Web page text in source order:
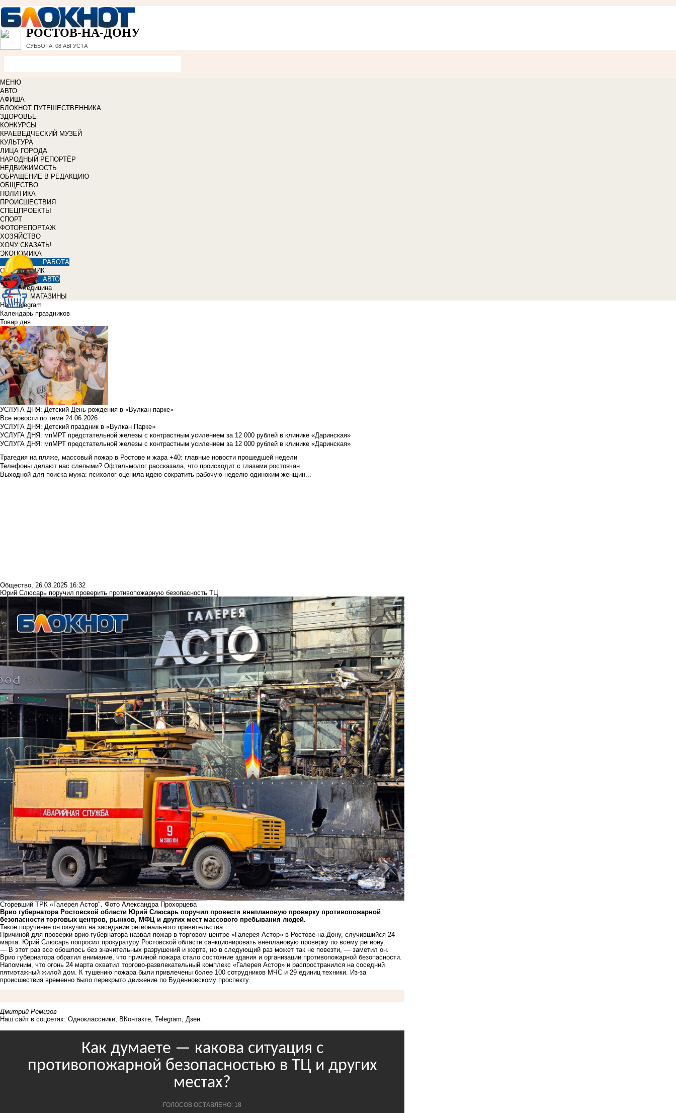
РОСТОВ-НА-ДОНУ
СУББОТА, 08 АВГУСТА
МЕНЮ
АВТО
АФИША
БЛОКНОТ ПУТЕШЕСТВЕННИКА
ЗДОРОВЬЕ
КОНКУРСЫ
КРАЕВЕДЧЕСКИЙ МУЗЕЙ
КУЛЬТУРА
ЛИЦА ГОРОДА
НАРОДНЫЙ РЕПОРТЁР
НЕДВИЖИМОСТЬ
ОБРАЩЕНИЕ В РЕДАКЦИЮ
ОБЩЕСТВО
ПОЛИТИКА
ПРОИСШЕСТВИЯ
СПЕЦПРОЕКТЫ
СПОРТ
ФОТОРЕПОРТАЖ
ХОЗЯЙСТВО
ХОЧУ СКАЗАТЬ!
ЭКОНОМИКА
РАБОТА
СПРАВОЧНИК
АВТО
Медицина
МАГАЗИНЫ
Наш Telegram
Календарь праздников
Товар дня
УСЛУГА ДНЯ: Детский День рождения в «Вулкан парке»
Все новости по теме 24.06.2026
УСЛУГА ДНЯ: Детский праздник в «Вулкан Парке»
УСЛУГА ДНЯ: мпМРТ предстательной железы с контрастным усилением за 12 000 рублей в клинике «Даринская»
УСЛУГА ДНЯ: мпМРТ предстательной железы с контрастным усилением за 12 000 рублей в клинике «Даринская»
Трагедия на пляже, массовый пожар в Ростове и жара +40: главные новости прошедшей недели
Телефоны делают нас слепыми? Офтальмолог рассказала, что происходит с глазами ростовчан
Выходной для поиска мужа: психолог оценила идею сократить рабочую неделю одиноким женщин...
Общество, 26.03.2025 16:32
Юрий Слюсарь поручил проверить противопожарную безопасность ТЦ
Сгоревший ТРК «Галерея Астор". Фото Александра Прохорцева
Врио губернатора Ростовской области Юрий Слюсарь поручил провести внеплановую проверку противопожарной
безопасности торговых центров, рынков, МФЦ и других мест массового пребывания людей.
Такое поручение он озвучил на заседании регионального правительства.
Причиной для проверки врио губернатора назвал пожар в торговом центре «Галерея Астор» в Ростове-на-Дону, случившийся 24
марта. Юрий Слюсарь попросил прокуратуру Ростовской области санкционировать внеплановую проверку по всему региону.
— В этот раз все обошлось без значительных разрушений и жертв, но в следующий раз может так не повезти, — заметил он.
Врио губернатора обратил внимание, что причиной пожара стало состояние здания и организации противопожарной безопасности.
Напомним, что огонь 24 марта охватил торгово-развлекательный комплекс «Галерея Астор» и распространился на соседний
пятиэтажный жилой дом. К тушению пожара были привлечены более 100 сотрудников МЧС и 29 единиц техники. Из-за
происшествия временно было перекрыто движение по Будённовскому проспекту.
Дмитрий Ремизов
Наш сайт в соцсетях: Одноклассники ВКонтакте Telegram Дзен